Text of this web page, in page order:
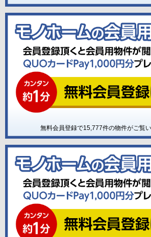
無料会員登録で15,777件の物件がご覧